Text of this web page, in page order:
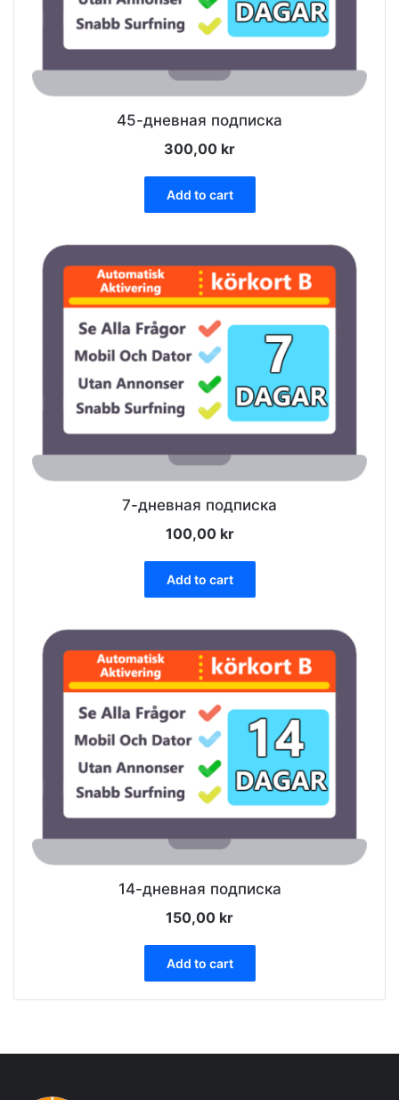
45-дневная подписка
300,00 kr
Add to cart
7-дневная подписка
100,00 kr
Add to cart
14-дневная подписка
150,00 kr
Add to cart